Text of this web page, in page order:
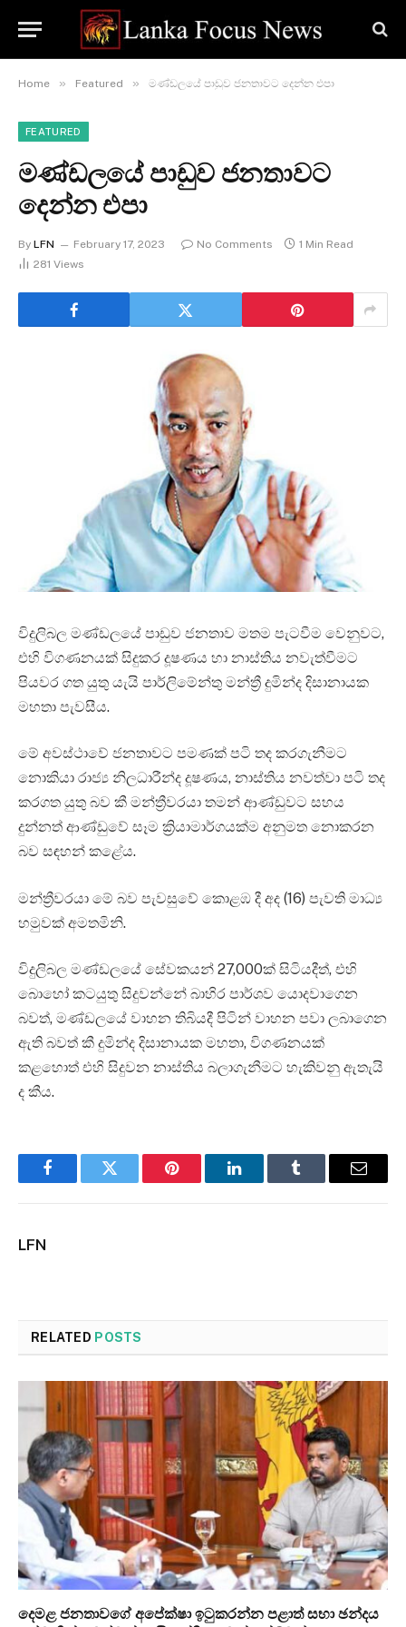
Home » Featured » මණ්ඩලයේ පාඩුව ජනතාවට දෙන්න එපා
FEATURED
මණ්ඩලයේ පාඩුව ජනතාවට
දෙන්න එපා
By LFN February 17, 2023 No Comments
1 Min Read
281 Views
විදුලිබල මණ්ඩලයේ පාඩුව ජනතාව මතම පැටවීම වෙනුවට,
එහි විගණනයක් සිදුකර දූෂණය හා නාස්තිය නවැත්වීමට
පියවර ගත යුතු යැයි පාර්ලිමේන්තු මන්ත්‍රී දුමින්ද දිසානායක
මහතා පැවසීය.
මේ අවස්ථාවේ ජනතාවට පමණක් පටි තද කරගැනීමට
නොකියා රාජ්‍ය නිලධාරීන්ද දූෂණය, නාස්තිය නවත්වා පටි තද
කරගත යුතු බව කී මන්ත්‍රීවරයා තමන් ආණ්ඩුවට සහය
දුන්නත් ආණ්ඩුවේ සෑම ක්‍රියාමාර්ගයක්ම අනුමත නොකරන
බව සඳහන් කළේය.
මන්ත්‍රීවරයා මේ බව පැවසුවේ කොළඹ දී අද (16) පැවති මාධ්‍ය
හමුවක් අමතමිනි.
විදුලිබල මණ්ඩලයේ සේවකයන් 27,000ක් සිටියදීත්, එහි
බොහෝ කටයුතු සිදුවන්නේ බාහිර පාර්ශව යොදවාගෙන
බවත්, මණ්ඩලයේ වාහන තිබියදී පිටින් වාහන පවා ලබාගෙන
ඇති බවත් කී දුමින්ද දිසානායක මහතා, විගණනයක්
කළහොත් එහි සිදුවන නාස්තිය බලාගැනීමට හැකිවනු ඇතැයි
ද කීය.
FacebookTwitter Pinterest LinkedInTumblr Email
LFN
RELATED POSTS
දෙමළ ජනතාවගේ අපේක්ෂා ඉටුකරන්න පළාත් සභා ඡන්දය